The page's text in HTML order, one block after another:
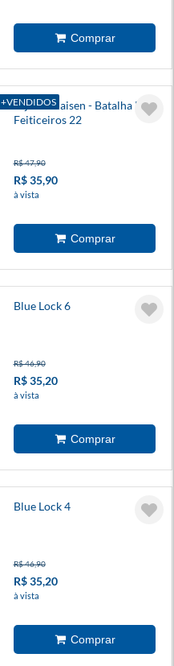
+VENDIDOS
Jujutsu Kaisen - Batalha De
Feiticeiros 22
R$ 47,90
R$ 35,90
à vista
Blue Lock 6
R$ 46,90
R$ 35,20
à vista
Blue Lock 4
R$ 46,90
R$ 35,20
à vista